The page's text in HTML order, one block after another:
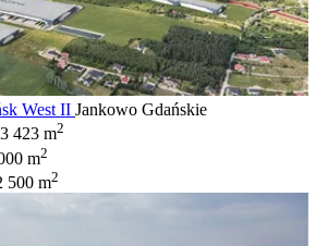
West II Jankowo Gdańskie
423 m2
m2
500 m2